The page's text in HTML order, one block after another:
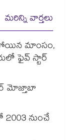
మరిన్ని వార్తలు
మాంసం,
ఫైవ్ స్టార్
మోజ్తాబా
నుంచే